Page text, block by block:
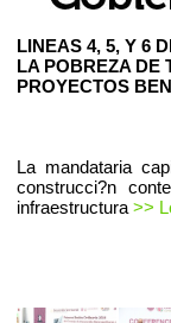
LINEAS 4, 5, Y 6
LA POBREZA DE
PROYECTOS
La mandataria
construcci?n
infraestructura >>